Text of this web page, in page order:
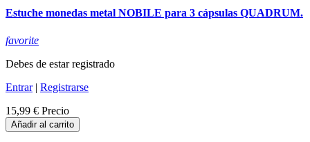
Estuche monedas metal NOBILE para 3 cápsulas QUADRUM.
favorite
Debes de estar registrado
Entrar| Registrarse
15,99 € Precio
Añadir al carrito